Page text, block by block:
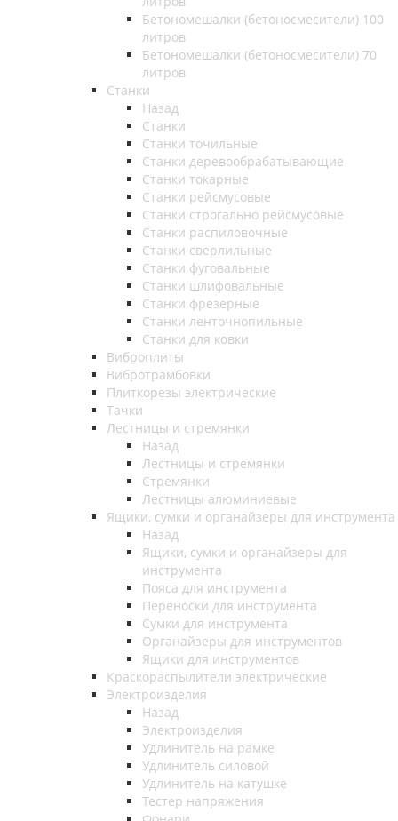
Бетономешалки (бетоносмесители) 100
литров
Бетономешалки (бетоносмесители) 70
литров
Станки
Назад
Станки
Станки точильные
Станки деревообрабатывающие
Станки токарные
Станки рейсмусовые
Станки строгально рейсмусовые
Станки распиловочные
Станки сверлильные
Станки фуговальные
Станки шлифовальные
Станки фрезерные
Станки ленточнопильные
Станки для ковки
Виброплиты
Вибротрамбовки
Плиткорезы электрические
Тачки
Лестницы и стремянки
Назад
Лестницы и стремянки
Стремянки
Лестницы алюминиевые
Ящики, сумки и органайзеры для инструмента
Назад
Ящики, сумки и органайзеры для
инструмента
Пояса для инструмента
Переноски для инструмента
Сумки для инструмента
Органайзеры для инструментов
Ящики для инструментов
Краскораспылители электрические
Электроизделия
Назад
Электроизделия
Удлинитель на рамке
Удлинитель силовой
Удлинитель на катушке
Тестер напряжения